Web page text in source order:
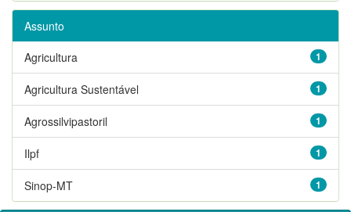
Assunto
1
Agricultura
1
Agricultura Sustentável
1
Agrossilvipastoril
1
Ilpf
1
Sinop-MT